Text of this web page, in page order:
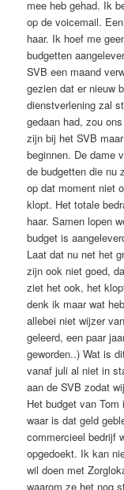
mee heb gehad. Ik
op de voicemail.
haar. Ik hoef me
budgetten
SVB een maand
gezien dat er nieuw
dienstverlening zal
gedaan had, zou
zijn bij het SVB
beginnen. De dame
de budgetten die nu
op dat moment niet
klopt. Het totale
haar. Samen lopen
budget is
Laat dat nu net het
zijn ook niet goed,
ziet het ook, het
denk ik maar wat
allebei niet wijzer
geleerd, een paar
geworden..) Wat is
vanaf juli al niet in
aan de SVB zodat
Het budget van
waar is dat geld
commercieel bedrijf
opgedoekt. Ik kan
wil doen met
waarom ze het nog